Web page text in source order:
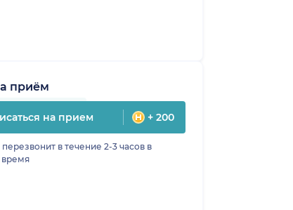
приём
на прием + 200
в течение 2-3 часов в
время